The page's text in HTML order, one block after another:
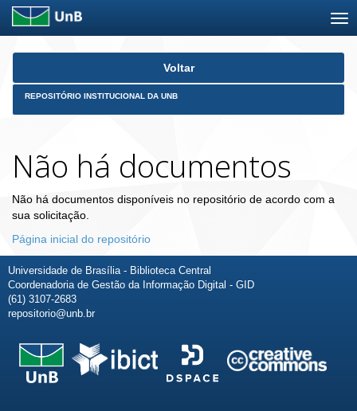
Skip
Voltar
REPOSITÓRIO INSTITUCIONAL DA UNB
Não há documentos
Não há documentos disponíveis no repositório de acordo com a
sua solicitação.
Página inicial do repositório
Universidade de Brasília - Biblioteca Central
Coordenadoria de Gestão da Informação Digital - GID
(61) 3107-2683
repositorio@unb.br